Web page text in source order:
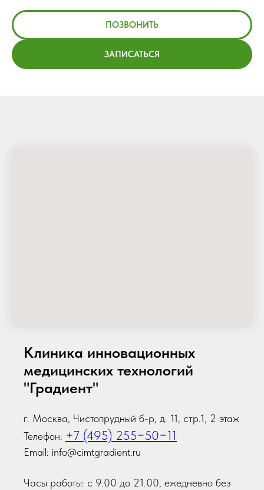
ПОЗВОНИТЬ
ЗАПИСАТЬСЯ
Клиника инновационных
медицинских технологий
"Градиент"
г. Москва, Чистопрудный б-р, д. 11, стр.1, 2 этаж
Телефон: +7 (495) 255−50−11
Email: info@cimtgradient.ru
Часы работы: с 9.00 до 21.00, ежедневно без